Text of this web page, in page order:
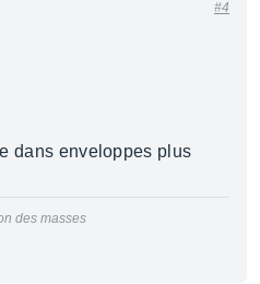
#4
dans enveloppes plus
des masses